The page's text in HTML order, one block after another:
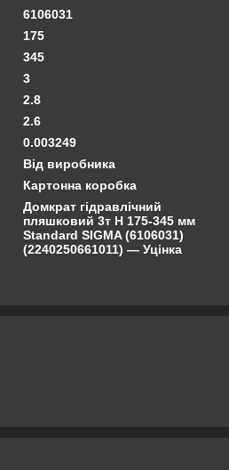
6106031
175
345
3
2.8
2.6
0.003249
Від виробника
Картонна коробка
Домкрат гідравлічний
пляшковий 3т H 175-345 мм
Standard SIGMA (6106031)
(2240250661011) — Уцінка